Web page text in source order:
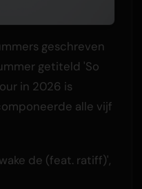
geschreven
getiteld 'So
in 2026 is
alle vijf
de (feat. ratiff)',